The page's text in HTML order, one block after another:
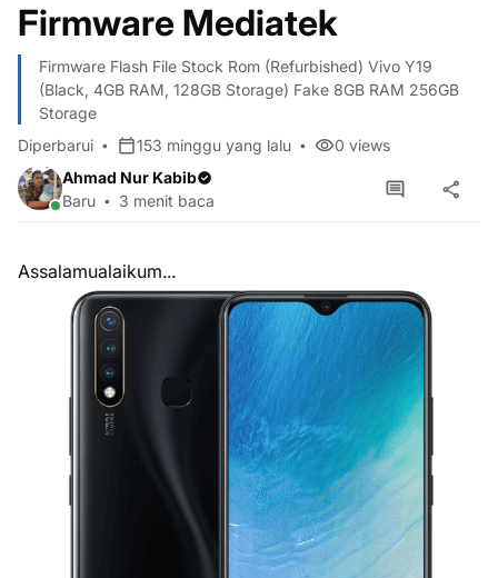
Firmware Mediatek
Firmware Flash File Stock Rom (Refurbished) Vivo Y19
(Black, 4GB RAM, 128GB Storage) Fake 8GB RAM 256GB
Storage
Diperbarui
153 minggu yang lalu 0 views
Ahmad Nur Kabib
Baru
3 menit baca
Assalamualaikum...